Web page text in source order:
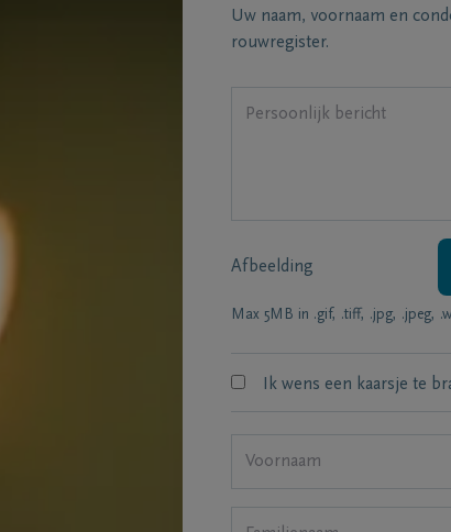
Uw naam, voornaam en
rouwregister.
Afbeelding
Max 5MB in .gif, .tiff, .jpg, .jpeg,
Ik wens een kaarsje te